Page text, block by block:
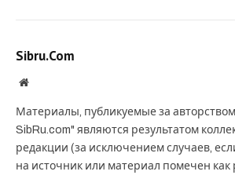
Sibru.Com
Website
Материалы, публикуемые за
SibRu.com" являются результатом
редакции (за исключением случаев,
на источник или материал помечен